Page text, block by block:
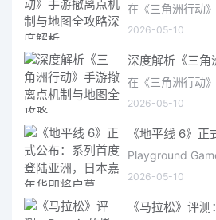
2026-05-10
2026-05-10
2026-05-10